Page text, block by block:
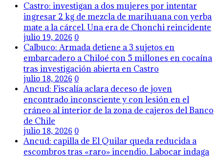
Castro: investigan a dos mujeres por intentar
ingresar 2 kg de mezcla de marihuana con yerba
mate a la cárcel. Una era de Chonchi reincidente
julio 19, 2026 0
Calbuco: Armada detiene a 3 sujetos en
embarcadero a Chiloé con 5 millones en cocaína
tras investigación abierta en Castro
julio 18, 2026 0
Ancud: Fiscalía aclara deceso de joven
encontrado inconsciente y con lesión en el
cráneo al interior de la zona de cajeros del Banco
de Chile
julio 18, 2026 0
Ancud: capilla de El Quilar queda reducida a
escombros tras «raro» incendio. Labocar indaga